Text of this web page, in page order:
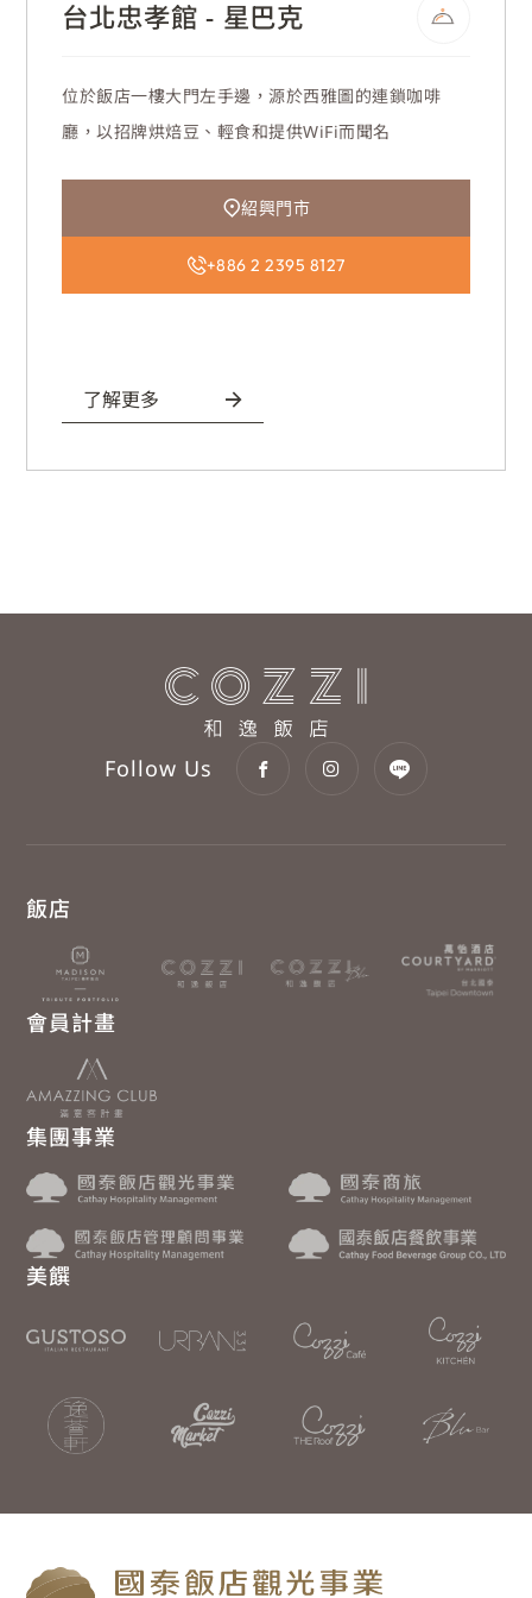
台北忠孝館 - 星巴克
位於飯店一樓大門左手邊，源於西雅圖的連鎖咖啡
廳，以招牌烘焙豆、輕食和提供WiFi而聞名
紹興門市
+886 2 2395 8127
了解更多
Follow Us
飯店
會員計畫
集團事業
美饌